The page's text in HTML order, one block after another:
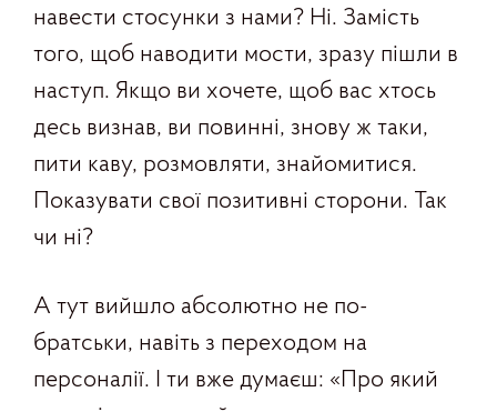
навести стосунки з нами? Ні. Замість
того, щоб наводити мости, зразу пішли в
наступ. Якщо ви хочете, щоб вас хтось
десь визнав, ви повинні, знову ж таки,
пити каву, розмовляти, знайомитися.
Показувати свої позитивні сторони. Так
чи ні?
А тут вийшло абсолютно не по-
братськи, навіть з переходом на
персоналії. І ти вже думаєш: «Про який